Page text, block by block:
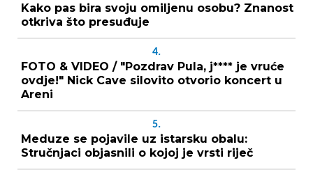
Kako pas bira svoju omiljenu osobu? Znanost
otkriva što presuđuje
4.
FOTO & VIDEO / "Pozdrav Pula, j**** je vruće
ovdje!" Nick Cave silovito otvorio koncert u
Areni
5.
Meduze se pojavile uz istarsku obalu:
Stručnjaci objasnili o kojoj je vrsti riječ